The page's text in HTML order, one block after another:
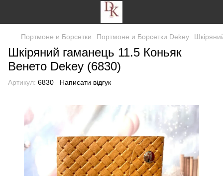
Портмоне и Борсетки Портмоне и Борсетки Dekey
Шкіряний гаманець 11.5 Коньяк
Венето Dekey (6830)
Артикул: 6830 Написати відгук